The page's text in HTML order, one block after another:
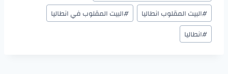
#البيت المقلوب انطاليا #البيت المقلوب في انطاليا
#انطاليا